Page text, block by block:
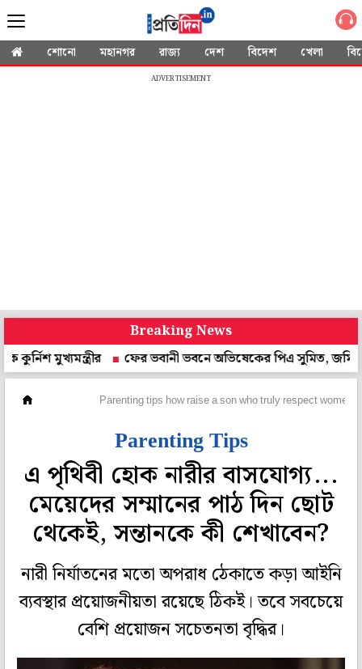
শোনো মহানগর রাজ্য দেশ বিদেশ খেলা
ADVERTISEMENT
Breaking News
ফের ভবানী ভবনে অভিষেকের পিএ সুমিত, জমি দুর্নীতিতে
Parenting tips how raise a son who truly respect women
Parenting Tips
এ পৃথিবী হোক নারীর বাসযোগ্য...
মেয়েদের সম্মানের পাঠ দিন ছোট
থেকেই, সন্তানকে কী শেখাবেন?
নারী নির্যাতনের মতো অপরাধ ঠেকাতে কড়া আইনি
ব্যবস্থার প্রয়োজনীয়তা রয়েছে ঠিকই। তবে সবচেয়ে
বেশি প্রয়োজন সচেতনতা বৃদ্ধির।